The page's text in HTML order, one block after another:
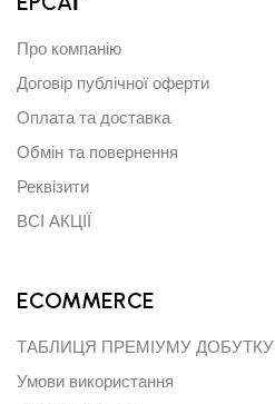
Про компанію
Договір публічної оферти
Оплата та доставка
Обмін та повернення
Реквізити
ВСІ АКЦІЇ
ECOMMERCE
ТАБЛИЦЯ ПРЕМІУМУ ДОБУТКУ
Умови використання